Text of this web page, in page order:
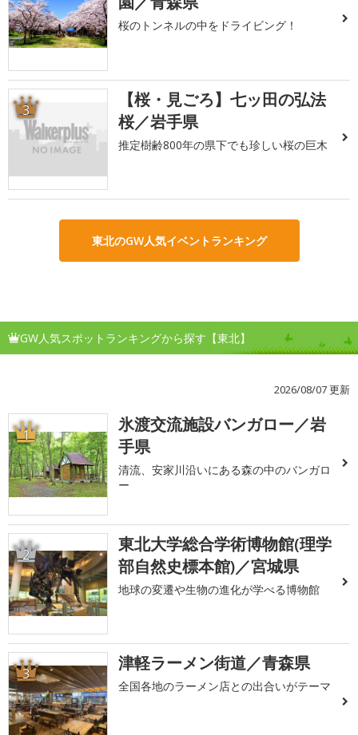
桜のトンネルの中をドライビング！
3
【桜・見ごろ】七ッ田の弘法
桜／岩手県
推定樹齢800年の県下でも珍しい桜の巨木
東北のGW人気イベントランキング
GW人気スポットランキングから探す【東北】
2026/08/07 更新
1
氷渡交流施設バンガロー／岩
手県
清流、安家川沿いにある森の中のバンガロ
ー
2
東北大学総合学術博物館(理学
部自然史標本館)／宮城県
地球の変遷や生物の進化が学べる博物館
3 津軽ラーメン街道／青森県
全国各地のラーメン店との出合いがテーマ